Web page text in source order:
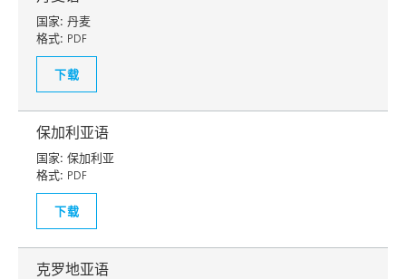
国家: 丹麦
格式: PDF
下载
保加利亚语
国家: 保加利亚
格式: PDF
下载
克罗地亚语